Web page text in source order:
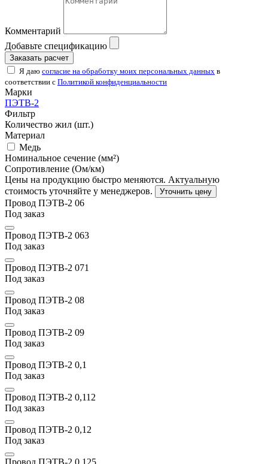
Комментарий
Добавьте спецификацию
Заказать расчет
Я даю согласие на обработку моих персональных данных в
соответствии с Политикой конфиденциальности
Марки
ПЭТВ-2
Фильтр
Количество жил (шт.)
Материал
Медь
Номинальное сечение (мм²)
Сопротивление (Ом/км)
Цены на продукцию быстро меняются. Актуальную
стоимость уточняйте у менеджеров.
Уточнить цену
Провод ПЭТВ-2 06
Под заказ
Провод ПЭТВ-2 063
Под заказ
Провод ПЭТВ-2 071
Под заказ
Провод ПЭТВ-2 08
Под заказ
Провод ПЭТВ-2 09
Под заказ
Провод ПЭТВ-2 0,1
Под заказ
Провод ПЭТВ-2 0,112
Под заказ
Провод ПЭТВ-2 0,12
Под заказ
Провод ПЭТВ-2 0,125